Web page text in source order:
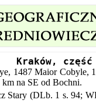
Kraków,
1487 Maior Cobyle,
na SE od Bochni.
Stary (DLb. 1 s. 94;